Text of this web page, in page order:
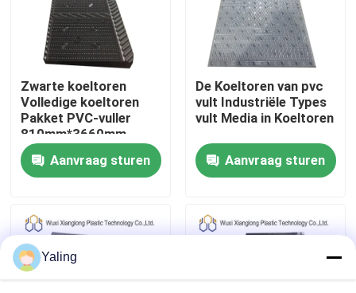
Kwaliteitscontrole
Contacteer ons
Nieuws
De internationale Koeltoren vult
het materiaal van de koeltorenvulling
Zwarte koeltoren
Volledige koeltoren
Pakket PVC-vuller
810mm*3660mm
Aanvraag sturen
De Koeltoren van pvc
vult Industriële Types
vult Media in Koeltoren
Aanvraag sturen
Yaling